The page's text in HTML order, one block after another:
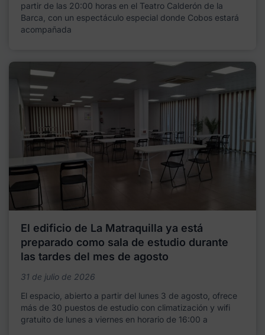
partir de las 20:00 horas en el Teatro Calderón de la
Barca, con un espectáculo especial donde Cobos estará
acompañada
El edificio de La Matraquilla ya está
preparado como sala de estudio durante
las tardes del mes de agosto
31 de julio de 2026
El espacio, abierto a partir del lunes 3 de agosto, ofrece
más de 30 puestos de estudio con climatización y wifi
gratuito de lunes a viernes en horario de 16:00 a